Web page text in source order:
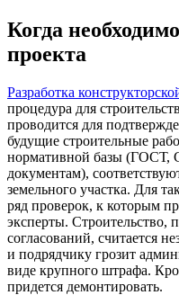
Когда
проекта
Разработка
процедура для
проводится для
будущие строительные
нормативной базы
документам),
земельного участка. Для
ряд проверок, к которым
эксперты. Строительство,
согласований, считается
и подрядчику грозит
виде крупного штрафа.
придется демонтировать.